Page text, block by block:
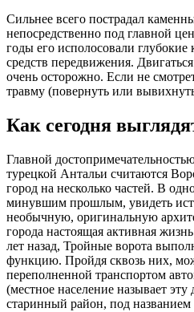
Сильнее всего пострадал
непосредственно под главной
годы его исполосовали
средств передвижения.
очень осторожно. Если не
травму (повернуть или
Как сегодня
Главной
турецкой Антальи считаются
город на несколько частей. В
минувшим прошлым, увидеть
необычную, оригинальную
города настоящая активная
лет назад, Тройные ворота
функцию. Пройдя сквозь них,
переполненной транспортом
(местное население называет
старинный район, под